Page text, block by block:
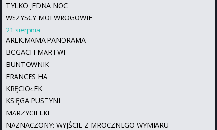
TYLKO JEDNA NOC
WSZYSCY MOI WROGOWIE
21 sierpnia
AREK.MAMA.PANORAMA
BOGACI I MARTWI
BUNTOWNIK
FRANCES HA
KRĘCIOŁEK
KSIĘGA PUSTYNI
MARZYCIELKI
NAZNACZONY: WYJŚCIE Z MROCZNEGO WYMIARU